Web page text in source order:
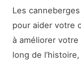
Les
pour aider votre
à améliorer
long de